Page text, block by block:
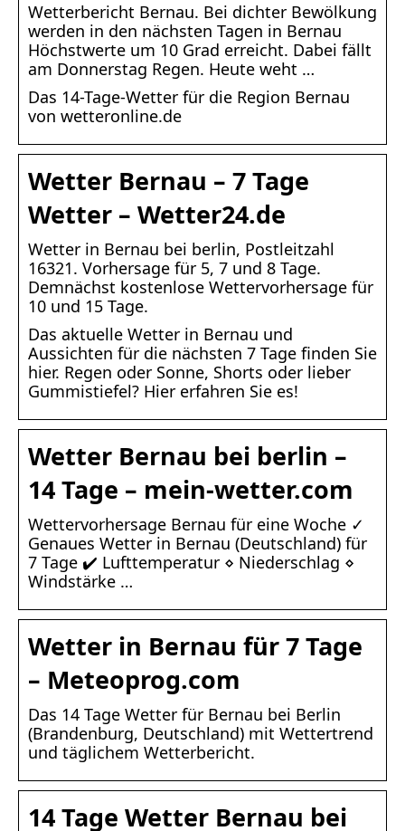
Wetterbericht Bernau. Bei dichter Bewölkung
werden in den nächsten Tagen in Bernau
Höchstwerte um 10 Grad erreicht. Dabei fällt
am Donnerstag Regen. Heute weht …
Das 14-Tage-Wetter für die Region Bernau
von wetteronline.de
Wetter Bernau – 7 Tage
Wetter – Wetter24.de
Wetter in Bernau bei berlin, Postleitzahl
16321. Vorhersage für 5, 7 und 8 Tage.
Demnächst kostenlose Wettervorhersage für
10 und 15 Tage.
Das aktuelle Wetter in Bernau und
Aussichten für die nächsten 7 Tage finden Sie
hier. Regen oder Sonne, Shorts oder lieber
Gummistiefel? Hier erfahren Sie es!
Wetter Bernau bei berlin –
14 Tage – mein-wetter.com
Wettervorhersage Bernau für eine Woche ✓
Genaues Wetter in Bernau (Deutschland) für
7 Tage ✔️ Lufttemperatur ⋄ Niederschlag ⋄
Windstärke …
Wetter in Bernau für 7 Tage
– Meteoprog.com
Das 14 Tage Wetter für Bernau bei Berlin
(Brandenburg, Deutschland) mit Wettertrend
und täglichem Wetterbericht.
14 Tage Wetter Bernau bei